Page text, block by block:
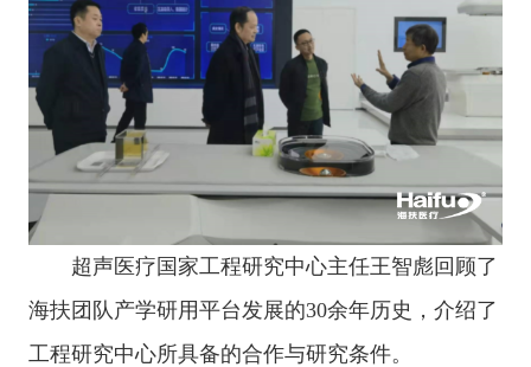
超声医疗国家工程研究中心主任王智彪回顾了
海扶团队产学研用平台发展的30余年历史，介绍了
工程研究中心所具备的合作与研究条件。